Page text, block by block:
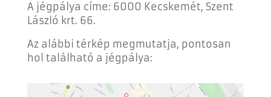
A jégpálya címe: 6000 Kecskemét, Szent
László krt. 66.
Az alábbi térkép megmutatja, pontosan
hol található a jégpálya: